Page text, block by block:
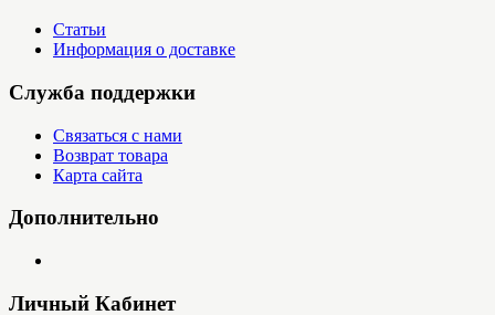
Статьи
Информация о доставке
Служба поддержки
Связаться с нами
Возврат товара
Карта сайта
Дополнительно
Личный Кабинет